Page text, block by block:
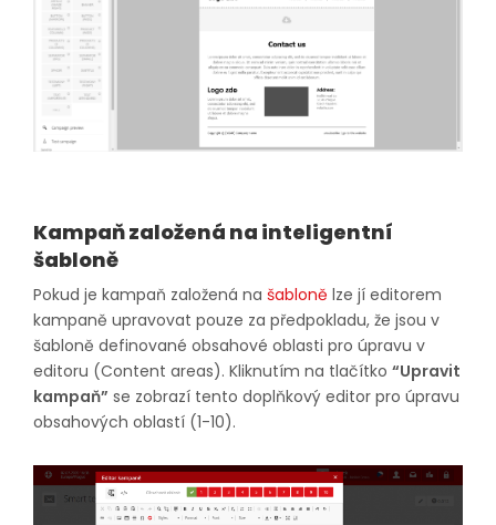
Kampaň založená na inteligentní
šabloně
Pokud je kampaň založená na šabloně lze jí editorem
kampaně upravovat pouze za předpokladu, že jsou v
šabloně definované obsahové oblasti pro úpravu v
editoru (Content areas). Kliknutím na tlačítko “Upravit
kampaň” se zobrazí tento doplňkový editor pro úpravu
obsahových oblastí (1-10).